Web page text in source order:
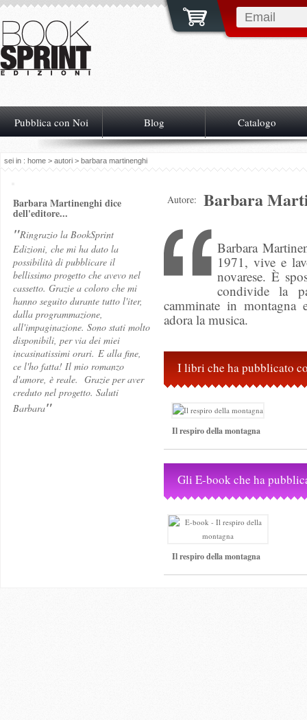
Pubblica con Noi Blog Catalogo
sei in : home > autori > barbara martinenghi
Barbara Martinenghi dice
dell'editore...
"Ringrazio la BookSprint
Edizioni, che mi ha dato la
possibilità di pubblicare il
bellissimo progetto che avevo nel
cassetto. Grazie a coloro che mi
hanno seguito durante tutto l'iter,
dalla programmazione,
all'impaginazione. Sono stati molto
disponibili, per via dei miei
incasinatissimi orari. E alla fine,
ce l'ho fatta! Il mio romanzo
d'amore, è reale. Grazie per aver
creduto nel progetto. Saluti
Barbara"
Autore: Barbara
Barbara
1971, vive e
novarese. È
condivide la
camminate in montagna
adora la musica.
I libri che ha pubblicato
Il respiro della montagna
Gli E-book che ha
Il respiro della montagna